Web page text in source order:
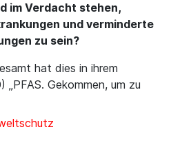
im Verdacht stehen,
und verminderte
zu sein?
hat dies in ihrem
Gekommen, um zu